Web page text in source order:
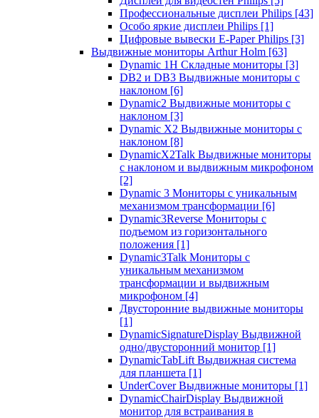
Профессиональные дисплеи Philips [43]
Особо яркие дисплеи Philips [1]
Цифровые вывески E-Paper Philips [3]
Выдвижные мониторы Arthur Holm [63]
Dynamic 1Н Складные мониторы [3]
DB2 и DB3 Выдвижные мониторы с
наклоном [6]
Dynamic2 Выдвижные мониторы с
наклоном [3]
Dynamic X2 Выдвижные мониторы с
наклоном [8]
DynamicX2Talk Выдвижные мониторы
с наклоном и выдвижным микрофоном
[2]
Dynamic 3 Мониторы с уникальным
механизмом трансформации [6]
Dynamic3Reverse Мониторы с
подъемом из горизонтального
положения [1]
Dynamic3Talk Мониторы с
уникальным механизмом
трансформации и выдвижным
микрофоном [4]
Двусторонние выдвижные мониторы
[1]
DynamicSignatureDisplay Выдвижной
одно/двусторонний монитор [1]
DynamicTabLift Выдвижная система
для планшета [1]
UnderCover Выдвижные мониторы [1]
DynamicChairDisplay Выдвижной
монитор для встраивания в